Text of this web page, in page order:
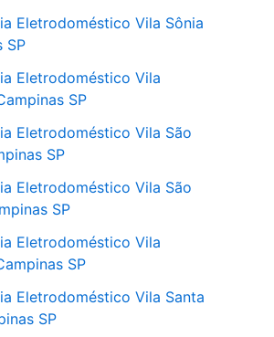
Eletrodoméstico Vila Sônia
SP
Eletrodoméstico Vila
SP
Eletrodoméstico Vila São
SP
Eletrodoméstico Vila São
SP
Eletrodoméstico Vila
SP
Eletrodoméstico Vila Santa
SP